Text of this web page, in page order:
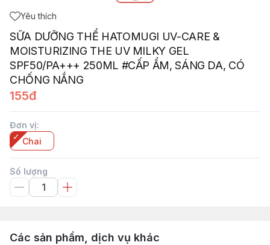
Yêu thích
SỮA DƯỠNG THỂ HATOMUGI UV-CARE &
MOISTURIZING THE UV MILKY GEL
SPF50/PA+++ 250ML #CẤP ẨM, SÁNG DA, CÓ
CHỐNG NẮNG
155đ
Đơn vị:
Chai
Số lượng
Các sản phẩm, dịch vụ khác